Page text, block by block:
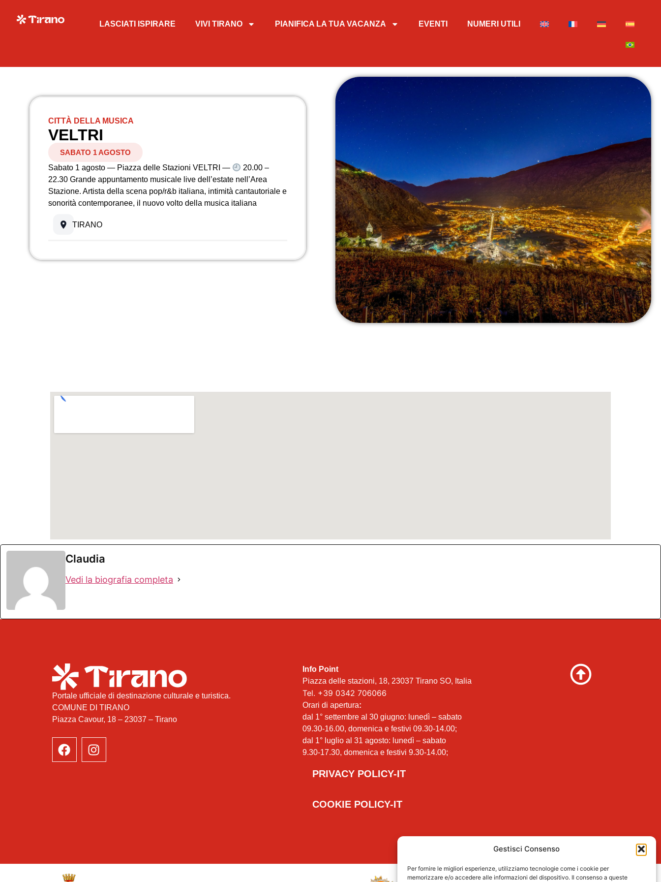
Gestisci Consenso
Per fornire le migliori esperienze, utilizziamo tecnologie come i cookie per
memorizzare e/o accedere alle informazioni del dispositivo. Il consenso a queste
LASCIATI ISPIRARE VIVI TIRANO PIANIFICA LA TUA VACANZA EVENTI NUMERI UTILI
CITTÀ DELLA MUSICA
VELTRI
SABATO 1 AGOSTO
Sabato 1 agosto — Piazza delle Stazioni VELTRI —
20.00 –
22.30 Grande appuntamento musicale live dell’estate nell’Area
Stazione. Artista della scena pop/r&b italiana, intimità cantautoriale e
sonorità contemporanee, il nuovo volto della musica italiana
TIRANO
Claudia
Vedi la biografia completa
Portale ufficiale di destinazione culturale e turistica.
COMUNE DI TIRANO
Piazza Cavour, 18 – 23037 – Tirano
Info Point
Piazza delle stazioni, 18, 23037 Tirano SO, Italia
Tel. +39 0342 706066
Orari di apertura:
dal 1° settembre al 30 giugno: lunedì – sabato
09.30-16.00, domenica e festivi 09.30-14.00;
dal 1° luglio al 31 agosto: lunedì – sabato
9.30-17.30, domenica e festivi 9.30-14.00;
PRIVACY POLICY-IT
COOKIE POLICY-IT